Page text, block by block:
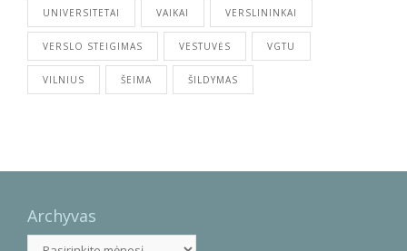
UNIVERSITETAI VAIKAI VERSLININKAI
VERSLO STEIGIMAS VESTUVĖS VGTU
VILNIUS ŠEIMA ŠILDYMAS
Archyvas